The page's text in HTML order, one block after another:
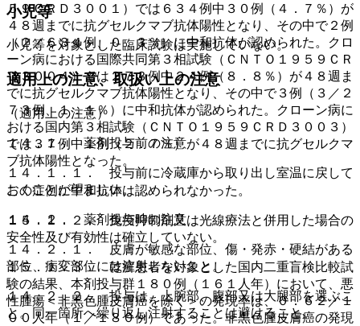
５９ＣＲＤ３００１）では６３４例中３０例（４．７％）が
４８週までに抗グセルクマブ抗体陽性となり、その中で２例
（２／６３４例、０．３％）に中和抗体が認められた。クロ
ーン病における国際共同第３相試験（ＣＮＴＯ１９５９ＣＲ
Ｄ３００４）では２７３例中２４例（８．８％）が４８週ま
でに抗グセルクマブ抗体陽性となり、その中で３例（３／２
７３例、１．１％）に中和抗体が認められた。クローン病に
おける国内第３相試験（ＣＮＴＯ１９５９ＣＲＤ３００３）
では３７例中１例（２．７％）が４８週までに抗グセルクマ
ブ抗体陽性となった。
この症例に中和抗体は認められなかった。
１５．１．２． 免疫抑制剤又は光線療法と併用した場合の
安全性及び有効性は確立していない。
１５．１．３． 乾癬患者を対象とした国内二重盲検比較試
験の結果、本剤投与群１８０例（１６１人年）において、悪
性腫瘍＜非黒色腫皮膚癌を除く＞の発現率は、０．６２／１
００人年（１／１８０例）であった。非黒色腫皮膚癌の発現
小児等
小児等を対象とした臨床試験は実施していない。
適用上の注意、取扱い上の注意
（適用上の注意）
１４．１． 薬剤投与前の注意
１４．１．１． 投与前に冷蔵庫から取り出し室温に戻して
おくことが望ましい。
１４．２． 薬剤投与時の注意
１４．２．１． 皮膚が敏感な部位、傷・発赤・硬結がある
部位、病変部位には注射しないこと。
１４．２．２． 投与は、上腕部、腹部又は大腿部を選ぶこ
と。同一箇所へ繰り返し注射することは避けること。